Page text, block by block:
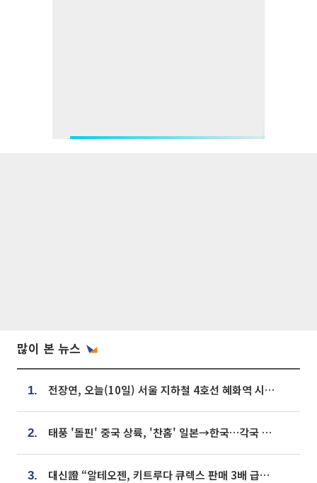
많이 본 뉴스
1. 전장연, 오늘(10일) 서울 지하철 4호선 혜화역 시위…1호선 용산역 무정차
2. 태풍 '돌핀' 중국 상륙, '찬홈' 일본→한국…각국 기상청 예상 경로는?
3. 대신證 “알테오젠, 키트루다 큐렉스 판매 3배 급증…목표가 41만원 상향”